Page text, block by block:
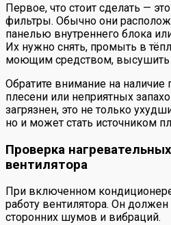
Первое, что стоит сделать —
фильтры. Обычно они
панелью внутреннего блока
Их нужно снять, промыть в
моющим средством, высушить
Обратите внимание на наличие
плесени или неприятных
загрязнен, это не только
но и может стать источником
Проверка
вентилятора
При включенном
работу вентилятора. Он должен
сторонних шумов и вибраций.